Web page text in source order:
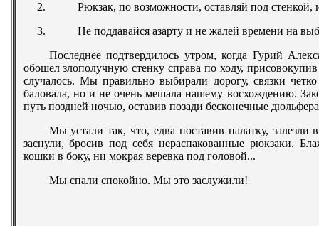
Рюкзак, по возможности, оставляй под
Не поддавайся азарту и не жалей времени на
Последнее подтвердилось утром, когда Гурий
обошел злополучную стенку справа по ходу,
случалось. Мы правильно выбирали дорогу, связки
баловала, но и не очень мешала нашему восхождению.
путь поздней ночью, оставив позади бесконечные
Мы устали так, что, едва поставив палатку,
заснули, бросив под себя нераспакованные рюкзаки.
кошки в боку, ни мокрая веревка под головой...
Мы спали спокойно. Мы это заслужили!